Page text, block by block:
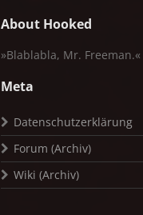
About Hooked
»Blablabla, Mr. Freeman.«
Meta
Datenschutzerklärung
Forum (Archiv)
Wiki (Archiv)